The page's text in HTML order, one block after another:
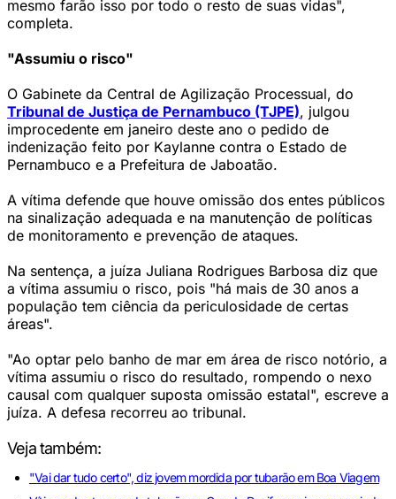
mesmo farão isso por todo o resto de suas vidas",
completa.
"Assumiu o risco"
O Gabinete da Central de Agilização Processual, do
Tribunal de Justiça de Pernambuco (TJPE), julgou
improcedente em janeiro deste ano o pedido de
indenização feito por Kaylanne contra o Estado de
Pernambuco e a Prefeitura de Jaboatão.
A vítima defende que houve omissão dos entes públicos
na sinalização adequada e na manutenção de políticas
de monitoramento e prevenção de ataques.
Na sentença, a juíza Juliana Rodrigues Barbosa diz que
a vítima assumiu o risco, pois "há mais de 30 anos a
população tem ciência da periculosidade de certas
áreas".
"Ao optar pelo banho de mar em área de risco notório, a
vítima assumiu o risco do resultado, rompendo o nexo
causal com qualquer suposta omissão estatal", escreve a
juíza. A defesa recorreu ao tribunal.
Veja também:
"Vai dar tudo certo", diz jovem mordida por tubarão em Boa Viagem